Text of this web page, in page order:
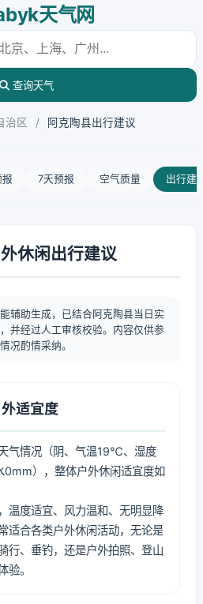
天气网
查询天气
治区 / 阿克陶县出行建议
报 7天预报 空气质量 出行建
休闲出行建议
辅助生成，已结合阿克陶县当日实
并经过人工审核校验。内容仅供参
况酌情采纳。
适宜度
气情况（阴、气温19℃、湿度
0mm），整体户外休闲适宜度如
温度适宜、风力温和、无明显降
适合各类户外休闲活动，无论是
行、垂钓，还是户外拍照、登山
验。